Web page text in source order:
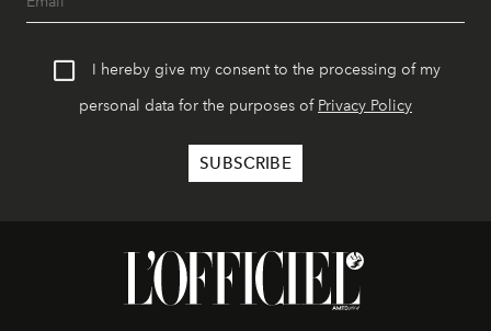
I hereby give my consent to the processing of my
personal data for the purposes of Privacy Policy